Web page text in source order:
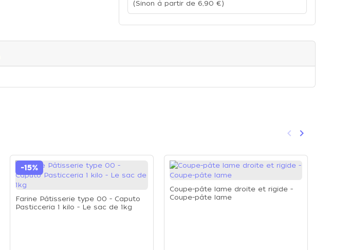
(Sinon à partir de 6,90 €)
Précédent
keyboard_arrow_left Suivant
keyboard_arrow_right
-15%
Farine Pâtisserie type 00 - Caputo
Pasticceria 1 kilo - Le sac de 1kg
Coupe-pâte lame droite et rigide -
Coupe-pâte lame